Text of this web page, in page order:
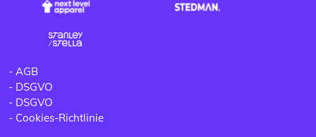
- AGB
- DSGVO
- DSGVO
- Cookies-Richtlinie